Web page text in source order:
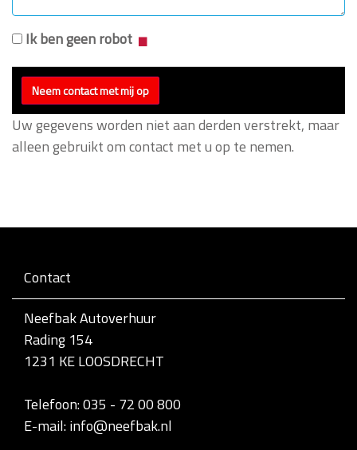
Ik ben geen robot
Uw gegevens worden niet aan derden verstrekt, maar
alleen gebruikt om contact met u op te nemen.
Contact
Neefbak Autoverhuur
Rading 154
1231 KE LOOSDRECHT
Telefoon: 035 - 72 00 800
E-mail: info@neefbak.nl